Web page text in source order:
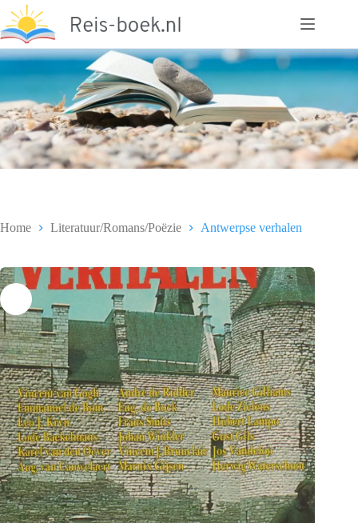
naar
de
inhoud
Home Literatuur/Romans/Poëzie Antwerpse verhalen